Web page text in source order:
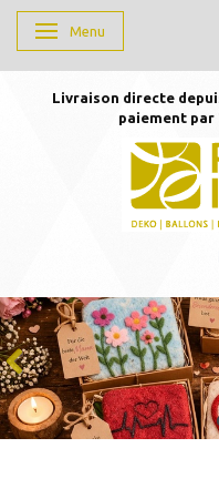
Basculer la navigation
Menu
Livraison directe
paiement par